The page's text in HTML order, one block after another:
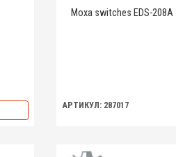
Moxa switches EDS-208A
АРТИКУЛ: 287017